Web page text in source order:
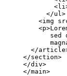
      </ul>
<img
sed
</
</section>
</div>
</main>